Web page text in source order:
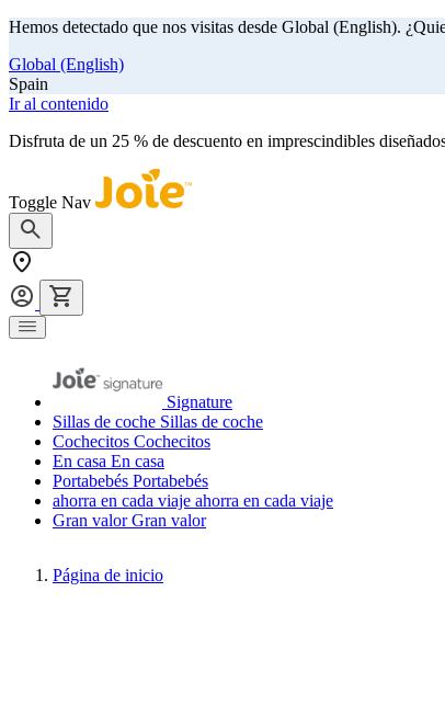
Hemos detectado que nos visitas desde Global (English).
Global (English)
Spain
Ir al contenido
Disfruta de un 25 % de descuento en imprescindibles
Toggle Nav
Signature
Sillas de coche Sillas de coche
Cochecitos Cochecitos
En casa En casa
Portabebés Portabebés
ahorra en cada viaje ahorra en cada viaje
Gran valor Gran valor
Página de inicio